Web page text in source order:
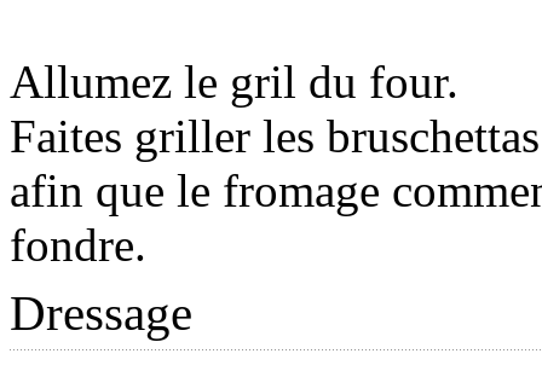
Allumez le gril du four.
Faites griller les
afin que le fromage
fondre.
Dressage